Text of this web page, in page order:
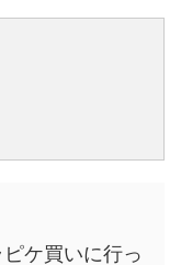
ケ買いに行っ